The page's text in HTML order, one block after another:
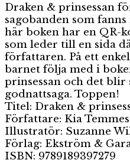
Draken & prinsessan
sagobanden som
här boken har en QR-
som leder till en sida
författaren. På ett
barnet följa med i
prinsessan och det blir
godnattsaga. Toppen!
Titel: Draken &
Författare: Kia Temmes
Illustratör: Suzanne
Förlag: Ekström &
ISBN: 9789189397279